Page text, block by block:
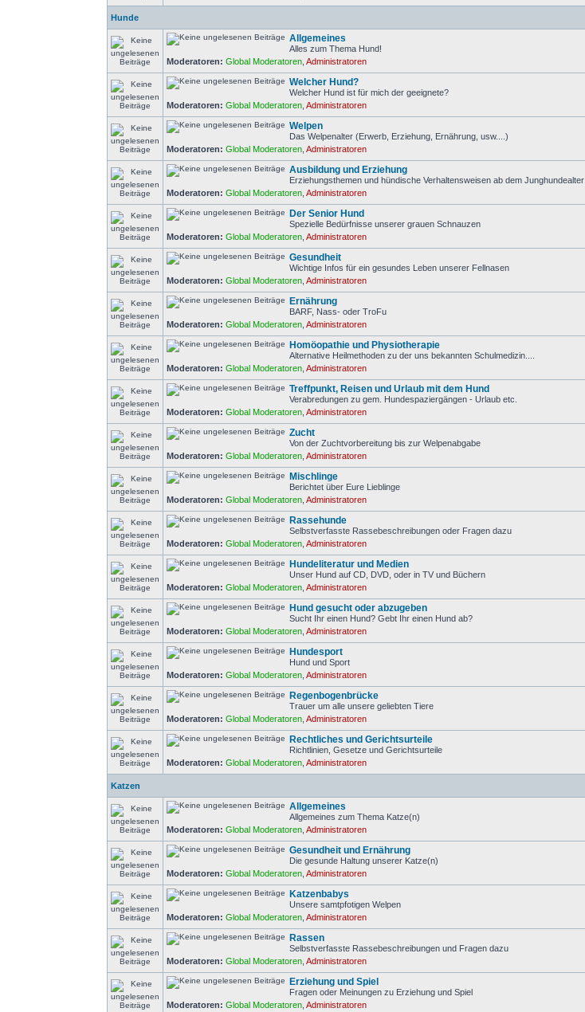
Hunde
Allgemeines
Alles zum Thema Hund!
Moderatoren: Global Moderatoren ,Administratoren
Welcher Hund?
Welcher Hund ist für mich der geeignete?
Moderatoren: Global Moderatoren ,Administratoren
Welpen
Das Welpenalter (Erwerb, Erziehung, Ernährung, usw....)
Moderatoren: Global Moderatoren ,Administratoren
Ausbildung und Erziehung
Erziehungsthemen und hündische Verhaltensweisen ab dem Junghundealter
Moderatoren: Global Moderatoren ,Administratoren
Der Senior Hund
Spezielle Bedürfnisse unserer grauen Schnauzen
Moderatoren: Global Moderatoren ,Administratoren
Gesundheit
Wichtige Infos für ein gesundes Leben unserer Fellnasen
Moderatoren: Global Moderatoren ,Administratoren
Ernährung
BARF, Nass- oder TroFu
Moderatoren: Global Moderatoren ,Administratoren
Homöopathie und Physiotherapie
Alternative Heilmethoden zu der uns bekannten Schulmedizin....
Moderatoren: Global Moderatoren ,Administratoren
Treffpunkt, Reisen und Urlaub mit dem Hund
Verabredungen zu gem. Hundespaziergängen - Urlaub etc.
Moderatoren: Global Moderatoren ,Administratoren
Zucht
Von der Zuchtvorbereitung bis zur Welpenabgabe
Moderatoren: Global Moderatoren ,Administratoren
Mischlinge
Berichtet über Eure Lieblinge
Moderatoren: Global Moderatoren ,Administratoren
Rassehunde
Selbstverfasste Rassebeschreibungen oder Fragen dazu
Moderatoren: Global Moderatoren ,Administratoren
Hundeliteratur und Medien
Unser Hund auf CD, DVD, oder in TV und Büchern
Moderatoren: Global Moderatoren ,Administratoren
Hund gesucht oder abzugeben
Sucht Ihr einen Hund? Gebt Ihr einen Hund ab?
Moderatoren: Global Moderatoren ,Administratoren
Hundesport
Hund und Sport
Moderatoren: Global Moderatoren ,Administratoren
Regenbogenbrücke
Trauer um alle unsere geliebten Tiere
Moderatoren: Global Moderatoren ,Administratoren
Rechtliches und Gerichtsurteile
Richtlinien, Gesetze und Gerichtsurteile
Moderatoren: Global Moderatoren ,Administratoren
Katzen
Allgemeines
Allgemeines zum Thema Katze(n)
Moderatoren: Global Moderatoren ,Administratoren
Gesundheit und Ernährung
Die gesunde Haltung unserer Katze(n)
Moderatoren: Global Moderatoren ,Administratoren
Katzenbabys
Unsere samtpfotigen Welpen
Moderatoren: Global Moderatoren ,Administratoren
Rassen
Selbstverfasste Rassebeschreibungen und Fragen dazu
Moderatoren: Global Moderatoren ,Administratoren
Erziehung und Spiel
Fragen oder Meinungen zu Erziehung und Spiel
Moderatoren: Global Moderatoren ,Administratoren